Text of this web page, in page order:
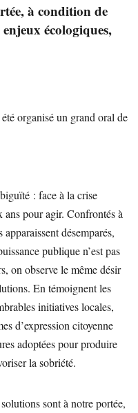
à condition de
écologiques,
organisé un grand oral de
: face à la crise
pour agir. Confrontés à
désemparés,
publique n’est pas
on observe le même désir
En témoignent les
initiatives locales,
d’expression citoyenne
adoptées pour produire
la sobriété.
sont à notre portée,